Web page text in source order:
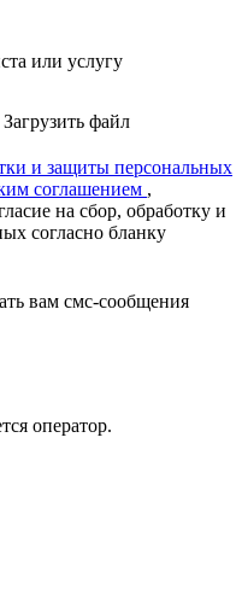
или услугу
Загрузить файл
и защиты персональных
соглашением ,
на сбор, обработку и
согласно бланку
вам смс-сообщения
оператор.